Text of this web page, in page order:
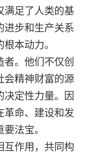
满足了人类的基
进步和生产关系
本动力。
。他们不仅创
会精神财富的源
决定性力量。因
革命、建设和发
法宝。
互作用，共同构